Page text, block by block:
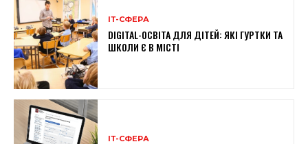
ІТ-СФЕРА
DIGITAL-ОСВІТА ДЛЯ ДІТЕЙ: ЯКІ ГУРТКИ ТА
ШКОЛИ Є В МІСТІ
ІТ-СФЕРА